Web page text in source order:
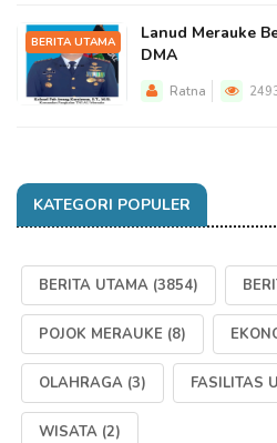
BERITA UTAMA
Lanud Merauke
DMA
Ratna
KATEGORI POPULER
BERITA UTAMA (3854)
POJOK MERAUKE (8)
OLAHRAGA (3) FASILITAS
WISATA (2)